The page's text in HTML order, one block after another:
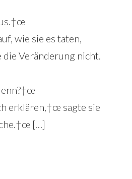
wie sie es taten,
Veränderung nicht.
erklären,†œ sagte sie
[…]